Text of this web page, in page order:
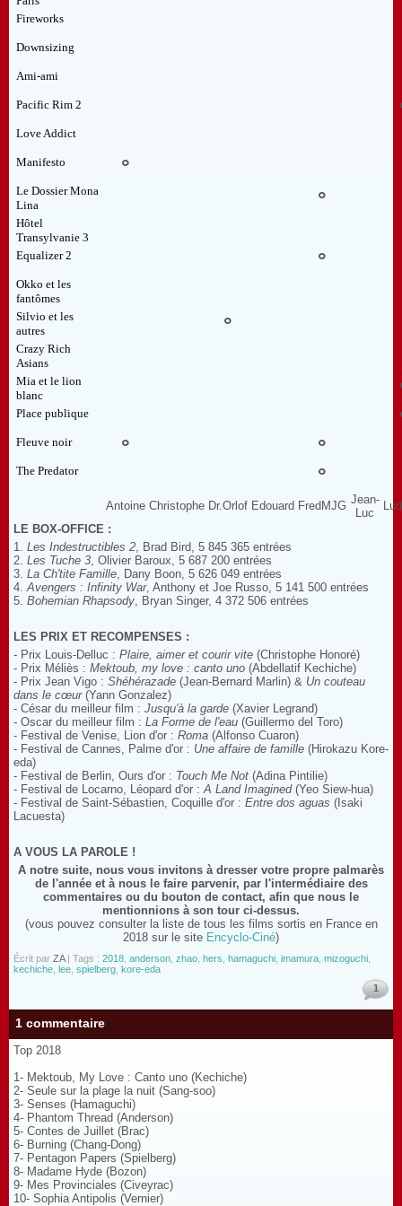
Fireworks
Downsizing
Ami-ami
Pacific Rim 2
Love Addict
Manifesto °
Le Dossier Mona
Lina
°
Hôtel
Transylvanie 3
Equalizer 2
°
Okko et les
fantômes
Silvio et les
autres
°
Crazy Rich
Asians
Mia et le lion
blanc
Place publique
Fleuve noir ° °
The Predator °
Antoine Christophe Dr.Orlof Edouard FredMJG Jean-
Luc
LE BOX-OFFICE :
1. Les Indestructibles 2, Brad Bird, 5 845 365 entrées
2. Les Tuche 3, Olivier Baroux, 5 687 200 entrées
3. La Ch'tite Famille, Dany Boon, 5 626 049 entrées
4.Avengers : Infinity War, Anthony et Joe Russo, 5 141 500 entrées
5. Bohemian Rhapsody, Bryan Singer, 4 372 506 entrées
LES PRIX ET RECOMPENSES :
- Prix Louis-Delluc : Plaire, aimer et courir vite (Christophe Honoré)
- Prix Méliès : Mektoub, my love : canto uno (Abdellatif Kechiche)
- Prix Jean Vigo : Shéhérazade (Jean-Bernard Marlin) & Un couteau
dans le cœur(Yann Gonzalez)
- César du meilleur film : Jusqu'à la garde (Xavier Legrand)
- Oscar du meilleur film : La Forme de l'eau (Guillermo del Toro)
- Festival de Venise, Lion d'or : Roma (Alfonso Cuaron)
- Festival de Cannes, Palme d'or : Une affaire de famille (Hirokazu Kore-
eda)
- Festival de Berlin, Ours d'or : Touch Me Not (Adina Pintilie)
- Festival de Locarno, Léopard d'or :A Land Imagined(Yeo Siew-hua)
- Festival de Saint-Sébastien, Coquille d'or : Entre dos aguas (Isaki
Lacuesta)
A VOUS LA PAROLE !
A notre suite, nous vous invitons à dresser votre propre palmarès
de l'année et à nous le faire parvenir, par l'intermédiaire des
commentaires ou du bouton de contact, afin que nous le
mentionnions à son tour ci-dessus.
(vous pouvez consulter la liste de tous les films sortis en France en
2018 sur le site Encyclo-Ciné)
Écrit par ZA| Tags : 2018 anderson zhao hers hamaguchi imamura mizoguchi
kechiche lee spielberg kore-eda
1
1 commentaire
Top 2018
1- Mektoub, My Love : Canto uno (Kechiche)
2- Seule sur la plage la nuit (Sang-soo)
3- Senses (Hamaguchi)
4- Phantom Thread (Anderson)
5- Contes de Juillet (Brac)
6- Burning (Chang-Dong)
7- Pentagon Papers (Spielberg)
8- Madame Hyde (Bozon)
9- Mes Provinciales (Civeyrac)
10- Sophia Antipolis (Vernier)